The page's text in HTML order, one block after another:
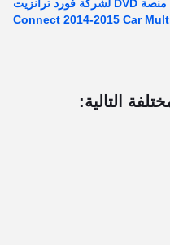
شاشة 7 بوصة نمط OEM بدون منصة DVD لشركة فورد ترانزيت
Connect 2014-2015 Car
التالية: